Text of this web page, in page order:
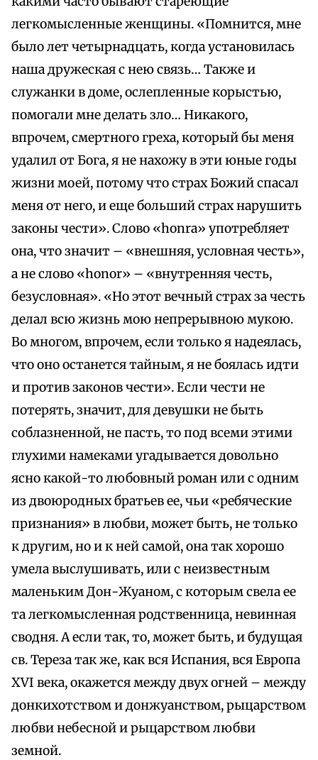
легкомысленные женщины. «Помнится, мне
было лет четырнадцать, когда установилась
наша дружеская с нею связь… Также и
служанки в доме, ослепленные корыстью,
помогали мне делать зло… Никакого,
впрочем, смертного греха, который бы меня
удалил от Бога, я не нахожу в эти юные годы
жизни моей, потому что страх Божий спасал
меня от него, и еще больший страх нарушить
законы чести». Слово «honra» употребляет
она, что значит – «внешняя, условная честь»,
а не слово «honor» – «внутренняя честь,
безусловная». «Но этот вечный страх за честь
делал всю жизнь мою непрерывною мукою.
Во многом, впрочем, если только я надеялась,
что оно останется тайным, я не боялась идти
и против законов чести». Если чести не
потерять, значит, для девушки не быть
соблазненной, не пасть, то под всеми этими
глухими намеками угадывается довольно
ясно какой-то любовный роман или с одним
из двоюродных братьев ее, чьи «ребяческие
признания» в любви, может быть, не только
к другим, но и к ней самой, она так хорошо
умела выслушивать, или с неизвестным
маленьким Дон-Жуаном, с которым свела ее
та легкомысленная родственница, невинная
сводня. А если так, то, может быть, и будущая
св. Тереза так же, как вся Испания, вся Европа
XVI века, окажется между двух огней – между
донкихотством и донжуанством, рыцарством
любви небесной и рыцарством любви
земной.